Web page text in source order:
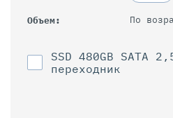
Объем По
SSD 480GB SATA
переходник